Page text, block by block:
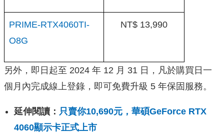
PRIME-RTX4060TI-
O8G
NT$ 13,990
另外，即日起至 2024 年 12 月 31 日，凡於購買日一
個月內完成線上登錄，即可免費升級 5 年保固服務。
延伸閱讀： 只賣你10,690元，華碩GeForce RTX
4060顯示卡正式上市